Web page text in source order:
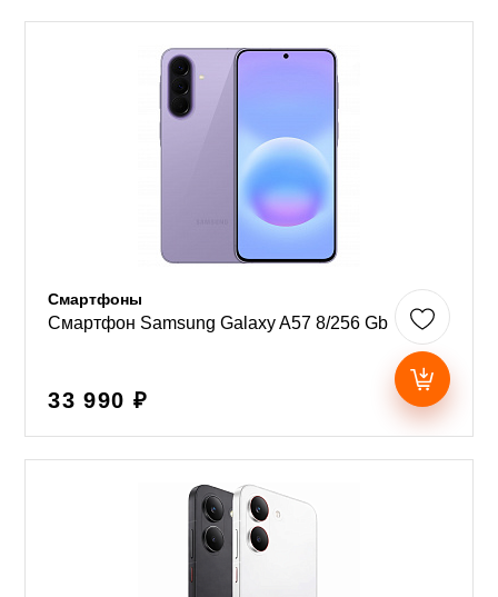
Смартфоны
Смартфон Samsung Galaxy A57 8/256 Gb
33 990 ₽